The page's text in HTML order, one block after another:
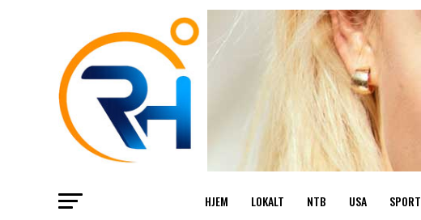
HJEM LOKALT NTB USA SPORT